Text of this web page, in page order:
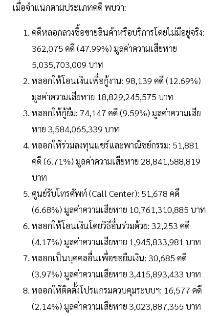
เมื่อจำแนกตามประเภทคดี พบว่า:
คดีหลอกลวงซื้อขายสินค้าหรือบริการโดยไม่มีอยู่จริง:
362,075 คดี (47.99%) มูลค่าความเสียหาย
5,035,703,009 บาท
หลอกให้โอนเงินเพื่อกู้งาน: 98,139 คดี (12.69%)
มูลค่าความเสียหาย 18,829,245,575 บาท
หลอกให้กู้ยืม: 74,147 คดี (9.59%) มูลค่าความเสีย
หาย 3,584,065,339 บาท
หลอกให้ร่วมลงทุนแชร์และพาณิชย์กรรม: 51,881
คดี (6.71%) มูลค่าความเสียหาย 28,841,588,819
บาท
ศูนย์รับโทรศัพท์ (Call Center): 51,678 คดี
(6.68%) มูลค่าความเสียหาย 10,761,310,885 บาท
หลอกให้โอนเงินโดยวิธีอื่นร่วมด้วย: 32,253 คดี
(4.17%) มูลค่าความเสียหาย 1,945,833,981 บาท
หลอกเป็นบุคคลอื่นเพื่อขอยืมเงิน: 30,685 คดี
(3.97%) มูลค่าความเสียหาย 3,415,893,433 บาท
หลอกให้ติดตั้งโปรแกรมควบคุมระบบฯ: 16,577 คดี
(2.14%) มูลค่าความเสียหาย 3,023,887,355 บาท